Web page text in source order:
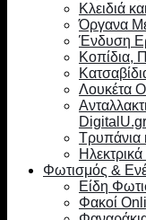
Κλειδιά
Όργανα
Ένδυση
Κοπίδια,
Λουκέτα
DigitalU.gr
Τρυπάνια
Φωτισμός &
Είδη
Φακοί